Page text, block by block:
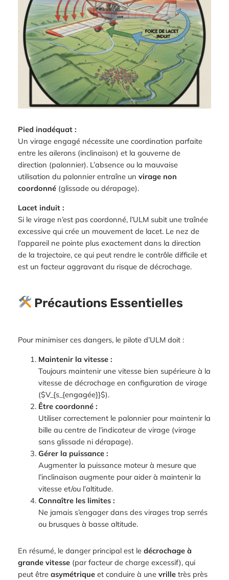
Pied inadéquat :
Un virage engagé nécessite une coordination parfaite
entre les ailerons (inclinaison) et la gouverne de
direction (palonnier). L’absence ou la mauvaise
utilisation du palonnier entraîne un virage non
coordonné(glissade ou dérapage).
Lacet induit :
Si le virage n’est pas coordonné, l’ULM subit une traînée
excessive qui crée un mouvement de lacet. Le nez de
l’appareil ne pointe plus exactement dans la direction
de la trajectoire, ce qui peut rendre le contrôle difficile et
est un facteur aggravant du risque de décrochage.
Précautions Essentielles
Pour minimiser ces dangers, le pilote d’ULM doit :
Maintenir la vitesse :
Toujours maintenir une vitesse bien supérieure à la
vitesse de décrochage en configuration de virage
($V_{s_{engagée}}$).
Être coordonné :
Utiliser correctement le palonnier pour maintenir la
bille au centre de l’indicateur de virage (virage
sans glissade ni dérapage).
Gérer la puissance :
Augmenter la puissance moteur à mesure que
l’inclinaison augmente pour aider à maintenir la
vitesse et/ou l’altitude.
Connaître les limites :
Ne jamais s’engager dans des virages trop serrés
ou brusques à basse altitude.
En résumé, le danger principal est le décrochage à
grande vitesse(par facteur de charge excessif), qui
peut être asymétriqueet conduire à une vrilletrès près